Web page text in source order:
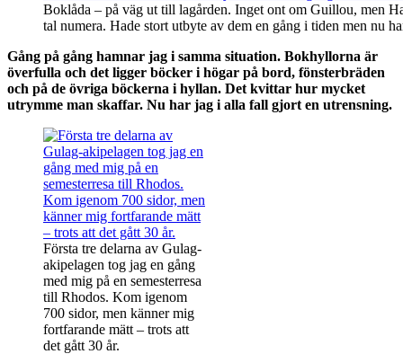
Boklåda – på väg ut till lagården. Inget ont om Guillou, men
tal numera. Hade stort utbyte av dem en gång i tiden men nu
Gång på gång hamnar jag i samma situation. Bokhyllorna är
överfulla och det ligger böcker i högar på bord, fönsterbräden
och på de övriga böckerna i hyllan. Det kvittar hur mycket
utrymme man skaffar. Nu har jag i alla fall gjort en utrensning.
Första tre delarna av Gulag-
akipelagen tog jag en gång
med mig på en semesterresa
till Rhodos. Kom igenom
700 sidor, men känner mig
fortfarande mätt – trots att
det gått 30 år.